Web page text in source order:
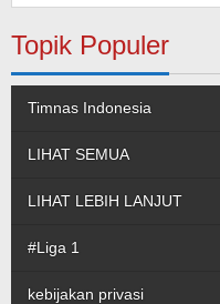
Topik Populer
Timnas Indonesia
LIHAT SEMUA
LIHAT LEBIH LANJUT
#Liga 1
kebijakan privasi